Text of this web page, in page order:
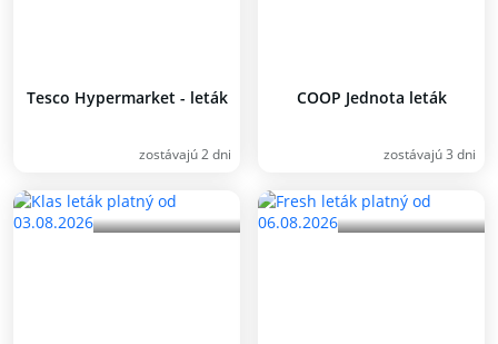
Tesco Hypermarket - leták
zostávajú 2 dni
COOP Jednota leták
zostávajú 3 dni